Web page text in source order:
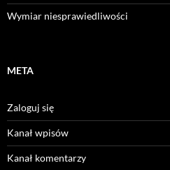
Wymiar niesprawiedliwości
META
Zaloguj się
Kanał wpisów
Kanał komentarzy